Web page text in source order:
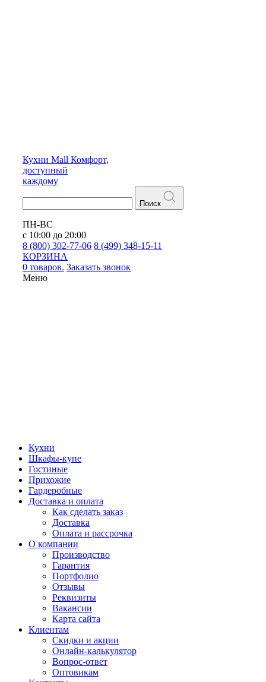
Кухни Mall Комфорт,
доступный
каждому
Поиск
ПН-ВС
с 10:00 до 20:00
8 (800) 302-77-06 8 (499) 348-15-11
КОРЗИНА
0 товаров. Заказать звонок
Меню
Кухни
Шкафы-купе
Гостиные
Прихожие
Гардеробные
Доставка и оплата
Как сделать заказ
Доставка
Оплата и рассрочка
О компании
Производство
Гарантия
Портфолио
Отзывы
Реквизиты
Вакансии
Карта сайта
Клиентам
Скидки и акции
Онлайн-калькулятор
Вопрос-ответ
Оптовикам